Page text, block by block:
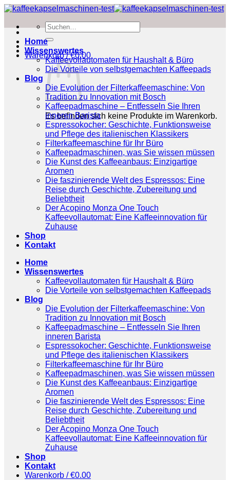
Zum
springen
Suchen
nach:
Warenkorb /€0.00
Es befinden sich keine Produkte im Warenkorb.
Home
Wissenswertes
Kaffeevollautomaten für Haushalt & Büro
Die Vorteile von selbstgemachten Kaffeepads
Blog
Die Evolution der Filterkaffeemaschine: Von
Tradition zu Innovation mit Bosch
Kaffeepadmaschine – Entfesseln Sie Ihren
inneren Barista
Espressokocher: Geschichte, Funktionsweise
und Pflege des italienischen Klassikers
Filterkaffeemaschine für Ihr Büro
Kaffeepadmaschinen, was Sie wissen müssen
Die Kunst des Kaffeeanbaus: Einzigartige
Aromen
Die faszinierende Welt des Espressos: Eine
Reise durch Geschichte, Zubereitung und
Beliebtheit
Der Acopino Monza One Touch
Kaffeevollautomat: Eine Kaffeeinnovation für
Zuhause
Shop
Kontakt
Home
Wissenswertes
Kaffeevollautomaten für Haushalt & Büro
Die Vorteile von selbstgemachten Kaffeepads
Blog
Die Evolution der Filterkaffeemaschine: Von
Tradition zu Innovation mit Bosch
Kaffeepadmaschine – Entfesseln Sie Ihren
inneren Barista
Espressokocher: Geschichte, Funktionsweise
und Pflege des italienischen Klassikers
Filterkaffeemaschine für Ihr Büro
Kaffeepadmaschinen, was Sie wissen müssen
Die Kunst des Kaffeeanbaus: Einzigartige
Aromen
Die faszinierende Welt des Espressos: Eine
Reise durch Geschichte, Zubereitung und
Beliebtheit
Der Acopino Monza One Touch
Kaffeevollautomat: Eine Kaffeeinnovation für
Zuhause
Shop
Kontakt
Warenkorb /€0.00